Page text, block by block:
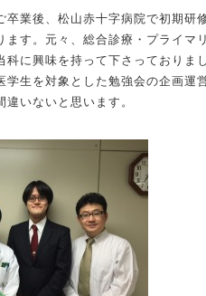
卒業後、松山赤十字病院で初期研
ます。元々、総合診療・プライマ
科に興味を持って下さっておりま
学生を対象とした勉強会の企画運
いないと思います。